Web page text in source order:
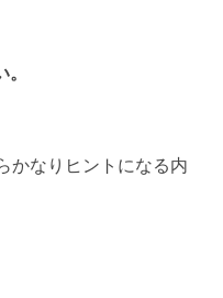
かなりヒントになる内